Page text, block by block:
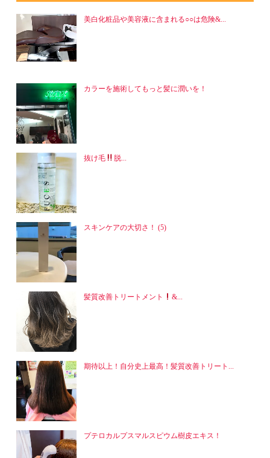
美白化粧品や美容液に含まれる○○は危険&...
カラーを施術してもっと髪に潤いを！
抜け毛 脱...
スキンケアの大切さ！ (5)
髪質改善トリートメント &...
期待以上！自分史上最高！髪質改善トリート...
プテロカルプスマルスピウム樹皮エキス！